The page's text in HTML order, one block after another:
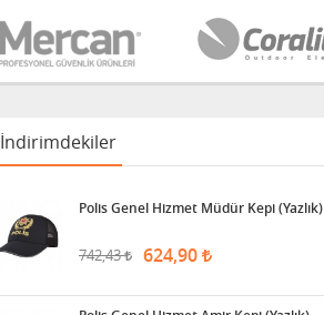
İndirimdekiler
Polis Genel Hizmet Müdür Kepi (Yazlık)
742,43 624,90